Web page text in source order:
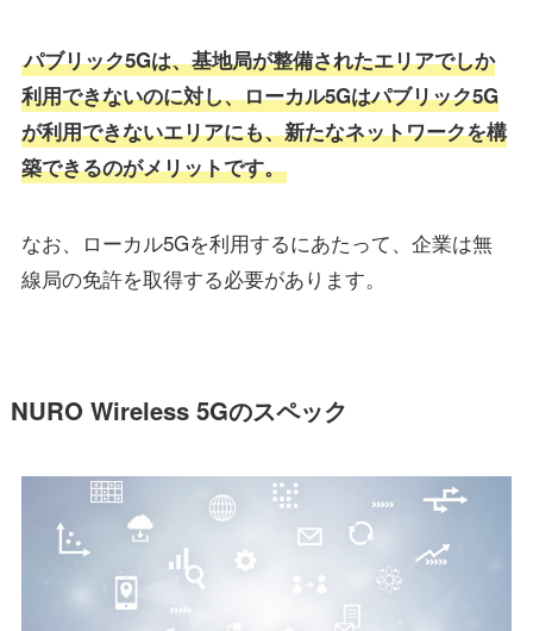
パブリック5Gは、基地局が整備されたエリアでしか
利用できないのに対し、ローカル5Gはパブリック5G
が利用できないエリアにも、新たなネットワークを構
築できるのがメリットです。
なお、ローカル5Gを利用するにあたって、企業は無
線局の免許を取得する必要があります。
NURO Wireless 5Gのスペック